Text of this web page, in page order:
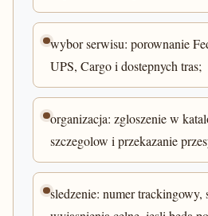
wybor serwisu: porownanie
UPS, Cargo i dostepnych tras;
organizacja: zgloszenie w
szczegolow i przekazanie
sledzenie: numer trackingowy,